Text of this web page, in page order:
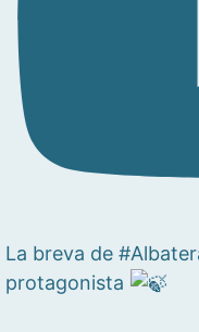
La breva de
protagonista